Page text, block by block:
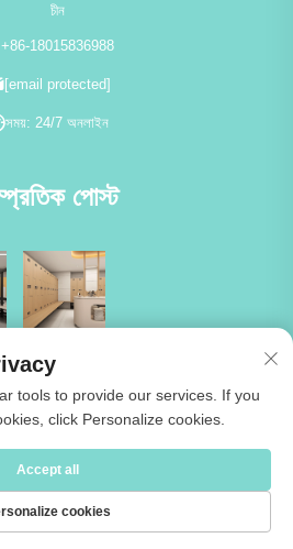
চীন
+86-18015836988
[email protected]
সময়: 24/7 অনলাইন
পোস্ট
কো., লিমিটেড। সর্বস্বত্ব সংরক্ষিত -
Sampark Kora
tools to provide our services. If you
click Personalize cookies.
cookies
Accept all